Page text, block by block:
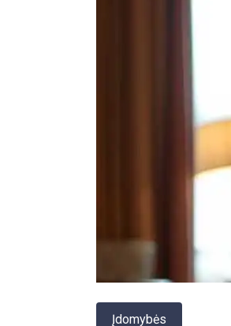
Įdomybės